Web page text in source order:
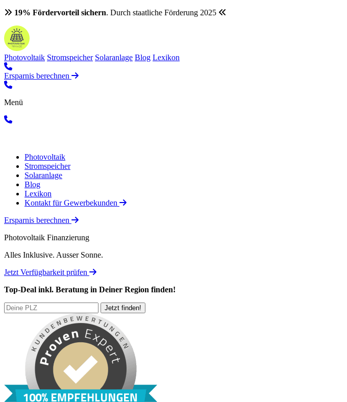
19% Fördervorteil sichern. Durch staatliche Förderung 2025
Photovoltaik Stromspeicher Solaranlage Blog Lexikon
Ersparnis berechnen
Menü
Photovoltaik
Stromspeicher
Solaranlage
Blog
Lexikon
Kontakt für Gewerbekunden
Ersparnis berechnen
Photovoltaik Finanzierung
Alles Inklusive. Ausser Sonne.
Jetzt Verfügbarkeit prüfen
Top-Deal inkl. Beratung in Deiner Region finden!